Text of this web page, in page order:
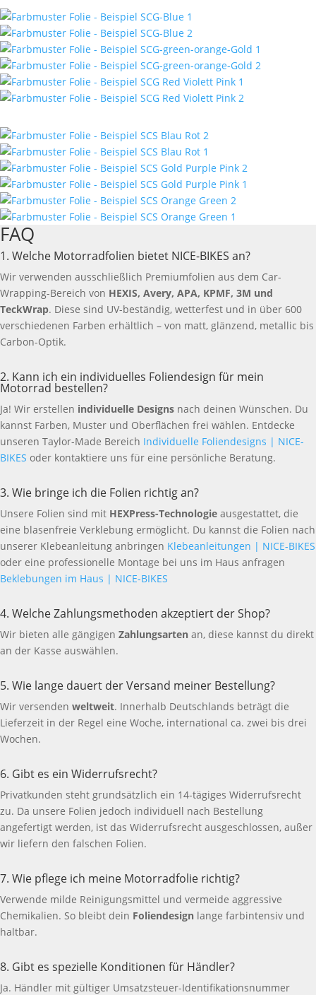
FAQ
1. Welche Motorradfolien bietet NICE-BIKES an?
Wir verwenden ausschließlich Premiumfolien aus dem Car-
Wrapping-Bereich von HEXIS, Avery, APA, KPMF, 3M und
TeckWrap. Diese sind UV-beständig, wetterfest und in über 600
verschiedenen Farben erhältlich – von matt, glänzend, metallic bis
Carbon-Optik.
2. Kann ich ein individuelles Foliendesign für mein
Motorrad bestellen?
Ja! Wir erstellen individuelle Designs nach deinen Wünschen. Du
kannst Farben, Muster und Oberflächen frei wählen. Entdecke
unseren Taylor-Made Bereich Individuelle Foliendesigns | NICE-
BIKES oder kontaktiere uns für eine persönliche Beratung.
3. Wie bringe ich die Folien richtig an?
Unsere Folien sind mit HEXPress-Technologie ausgestattet, die
eine blasenfreie Verklebung ermöglicht. Du kannst die Folien nach
unserer Klebeanleitung anbringen Klebeanleitungen | NICE-BIKES
oder eine professionelle Montage bei uns im Haus anfragen
Beklebungen im Haus | NICE-BIKES
4. Welche Zahlungsmethoden akzeptiert der Shop?
Wir bieten alle gängigen Zahlungsarten an, diese kannst du direkt
an der Kasse auswählen.
5. Wie lange dauert der Versand meiner Bestellung?
Wir versenden weltweit. Innerhalb Deutschlands beträgt die
Lieferzeit in der Regel eine Woche, international ca. zwei bis drei
Wochen.
6. Gibt es ein Widerrufsrecht?
Privatkunden steht grundsätzlich ein 14-tägiges Widerrufsrecht
zu. Da unsere Folien jedoch individuell nach Bestellung
angefertigt werden, ist das Widerrufsrecht ausgeschlossen, außer
wir liefern den falschen Folien.
7. Wie pflege ich meine Motorradfolie richtig?
Verwende milde Reinigungsmittel und vermeide aggressive
Chemikalien. So bleibt dein Foliendesign lange farbintensiv und
haltbar.
8. Gibt es spezielle Konditionen für Händler?
Ja. Händler mit gültiger Umsatzsteuer-Identifikationsnummer